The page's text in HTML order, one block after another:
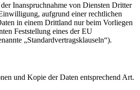
Inanspruchnahme von Diensten Dritter
aufgrund einer rechtlichen
in einem Drittland nur beim Vorliegen
Feststellung eines der EU
„Standardvertragsklauseln“).
und Kopie der Daten entsprechend Art.